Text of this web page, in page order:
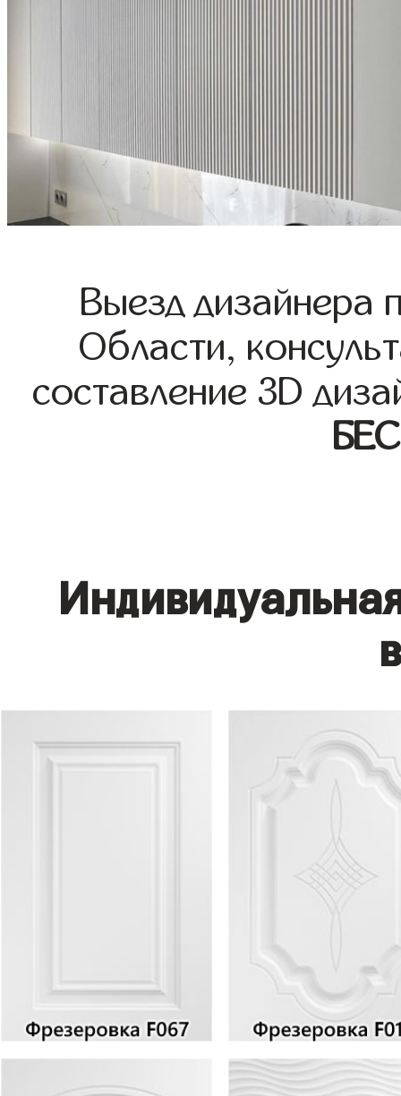
Выезд дизайнера
Области,
составление 3D